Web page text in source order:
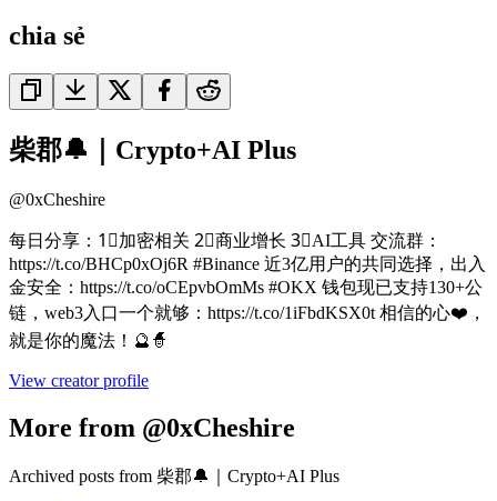
chia sẻ
柴郡🔔｜Crypto+AI Plus
@0xCheshire
每日分享：1⃣加密相关 2⃣商业增长 3⃣AI工具 交流群：
https://t.co/BHCp0xOj6R #Binance 近3亿用户的共同选择，出入
金安全：https://t.co/oCEpvbOmMs #OKX 钱包现已支持130+公
链，web3入口一个就够：https://t.co/1iFbdKSX0t 相信的心❤️，
就是你的魔法！🔮🧙
View creator profile
More from @0xCheshire
Archived posts from 柴郡🔔｜Crypto+AI Plus